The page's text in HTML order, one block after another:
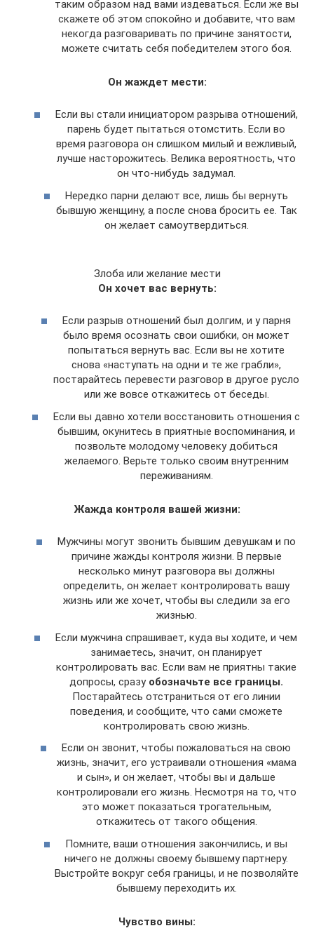
таким образом над вами издеваться. Если же вы
скажете об этом спокойно и добавите, что вам
некогда разговаривать по причине занятости,
можете считать себя победителем этого боя.
Он жаждет мести:
Если вы стали инициатором разрыва отношений,
парень будет пытаться отомстить. Если во
время разговора он слишком милый и вежливый,
лучше насторожитесь. Велика вероятность, что
он что-нибудь задумал.
Нередко парни делают все, лишь бы вернуть
бывшую женщину, а после снова бросить ее. Так
он желает самоутвердиться.
Злоба или желание мести
Он хочет вас вернуть:
Если разрыв отношений был долгим, и у парня
было время осознать свои ошибки, он может
попытаться вернуть вас. Если вы не хотите
снова «наступать на одни и те же грабли»,
постарайтесь перевести разговор в другое русло
или же вовсе откажитесь от беседы.
Если вы давно хотели восстановить отношения с
бывшим, окунитесь в приятные воспоминания, и
позвольте молодому человеку добиться
желаемого. Верьте только своим внутренним
переживаниям.
Жажда контроля вашей жизни:
Мужчины могут звонить бывшим девушкам и по
причине жажды контроля жизни. В первые
несколько минут разговора вы должны
определить, он желает контролировать вашу
жизнь или же хочет, чтобы вы следили за его
жизнью.
Если мужчина спрашивает, куда вы ходите, и чем
занимаетесь, значит, он планирует
контролировать вас. Если вам не приятны такие
допросы, сразу обозначьте все границы.
Постарайтесь отстраниться от его линии
поведения, и сообщите, что сами сможете
контролировать свою жизнь.
Если он звонит, чтобы пожаловаться на свою
жизнь, значит, его устраивали отношения «мама
и сын», и он желает, чтобы вы и дальше
контролировали его жизнь. Несмотря на то, что
это может показаться трогательным,
откажитесь от такого общения.
Помните, ваши отношения закончились, и вы
ничего не должны своему бывшему партнеру.
Выстройте вокруг себя границы, и не позволяйте
бывшему переходить их.
Чувство вины: